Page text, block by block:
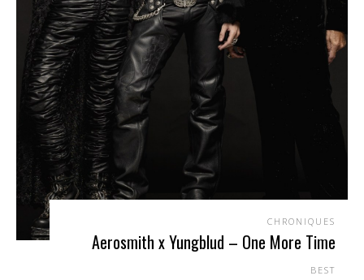
CHRONIQUES
Aerosmith x Yungblud – One More Time
BEST